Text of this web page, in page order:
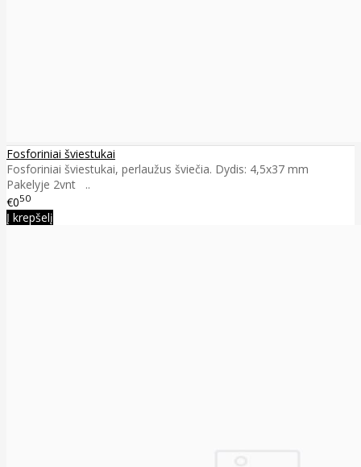
Fosforiniai šviestukai
Fosforiniai šviestukai, perlaužus šviečia. Dydis: 4,5x37 mm
Pakelyje 2vnt ..
€050
Į krepšelį